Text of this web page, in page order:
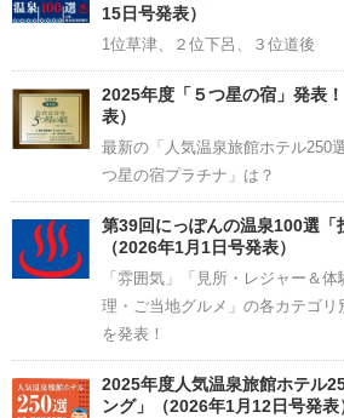
15日号発表）
1位草津、２位下呂、３位道後
2025年度「５つ星の宿」発表
表）
最新の「人気温泉旅館ホテル250
つ星の宿プラチナ」は？
第39回にっぽんの温泉100選「
（2026年1月1日号発表）
「雰囲気」「見所・レジャー＆
理・ご当地グルメ」の各カテゴ
を発表！
2025年度人気温泉旅館ホテル
ング」（2026年1月12日号発表